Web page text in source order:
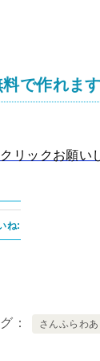
で作れます
リックお願い
ね:
さんふらわあ